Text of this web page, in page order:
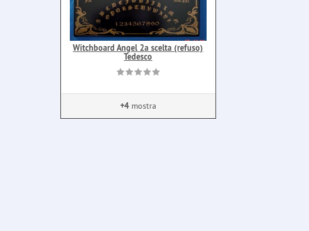
Witchboard Angel 2a scelta (refuso)
Tedesco
+4mostra